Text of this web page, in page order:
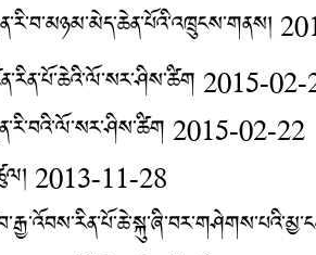
2015-02-
2015-02-22
2013-11-28